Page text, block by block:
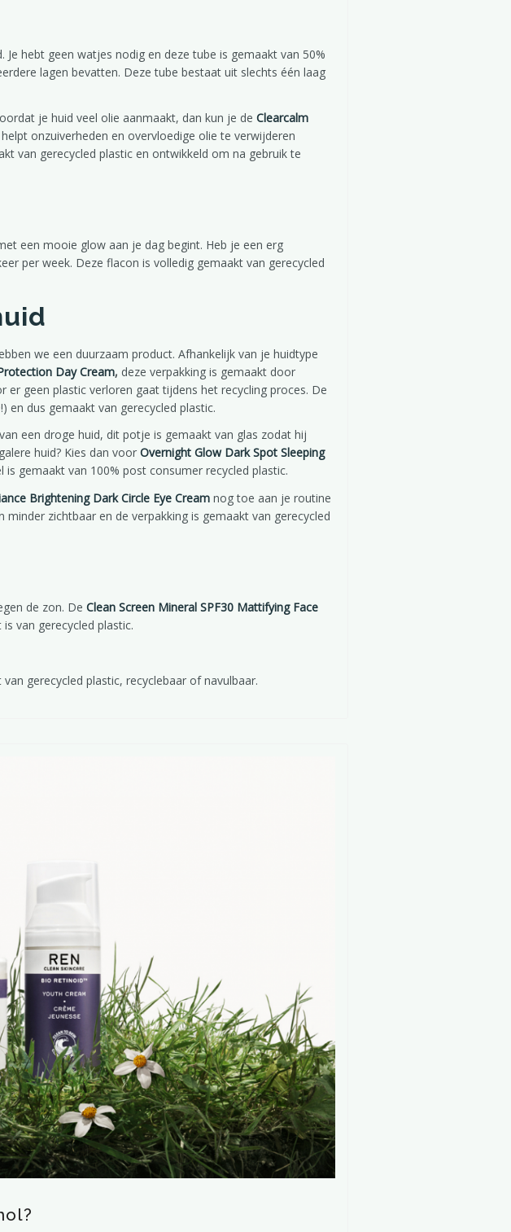
hebt geen watjes nodig en deze tube is gemaakt van 50%
lagen bevatten. Deze tube bestaat uit slechts één laag
je huid veel olie aanmaakt, dan kun je de Clearcalm
onzuiverheden en overvloedige olie te verwijderen
van gerecycled plastic en ontwikkeld om na gebruik te
een mooie glow aan je dag begint. Heb je een erg
per week. Deze flacon is volledig gemaakt van gerecycled
we een duurzaam product. Afhankelijk van je huidtype
Day Cream, deze verpakking is gemaakt door
geen plastic verloren gaat tijdens het recycling proces. De
en dus gemaakt van gerecycled plastic.
een droge huid, dit potje is gemaakt van glas zodat hij
huid? Kies dan voor Overnight Glow Dark Spot Sleeping
gemaakt van 100% post consumer recycled plastic.
Brightening Dark Circle Eye Cream nog toe aan je routine
zichtbaar en de verpakking is gemaakt van gerecycled
de zon. De Clean Screen Mineral SPF30 Mattifying Face
van gerecycled plastic.
gerecycled plastic, recyclebaar of navulbaar.